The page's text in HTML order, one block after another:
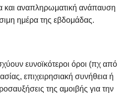
και αναπληρωματική ανάπαυση
ημέρα της εβδομάδας.
ευνοϊκότεροι όροι (πχ από
επιχειρησιακή συνήθεια ή
της αμοιβής για την